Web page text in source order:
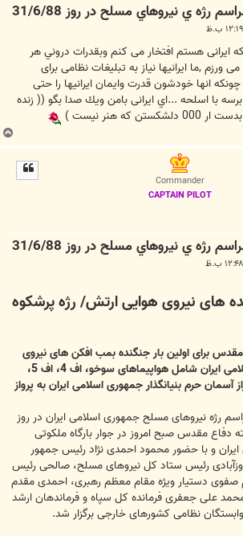
ايرانى هستم افتخار مى كنم وبقدرات دروني هر
,ما ايرانيها نياز به تبليغات نظامى براى
انها خودشون قدرت وایمان ایرانیها را حتی
با اسلحه ...اي ايرانى بامن ويك صدا بگو (( زنده
كه هنر نيست )
ب
ا
Commander
CAPTAIN PILOT
های نیروی هوایی ارتش/ رژه پرشکوه
برای اولین بار جنگنده بمب افکن های نیروی
هوایی ارتش جمهوری اسلامی ایران شامل هواپیماهای سوخو، اف 4، اف 5،
آسمان حرم بنیانگذار جمهوری اسلامی ایران به پرواز
رژه نیروهای مسلح جمهوری اسلامی ایران در روز
دفاع مقدس صبح امروز در جوار بارگاه ملکوتی
ایران و با حضور محمود احمدی نژاد رئیس جمهور
رئیس ستاد کل نیروهای مسلح، صالحی رئیس
صفوی دستیار ویژه مقام معظم رهبری، احمدی مقدم
علی جعفری فرمانده کل سپاه و فرماندهان ارشد
نظامی کشورهای خارجی برگزار شد.